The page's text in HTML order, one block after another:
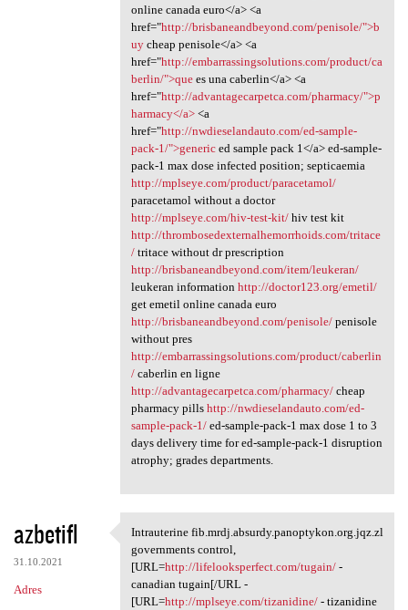
online canada euro</a> <a
href="http://brisbaneandbeyond.com/penisole/">b
uycheap penisole</a> <a
href="http://embarrassingsolutions.com/product/ca
berlin/">quees una caberlin</a> <a
href="http://advantagecarpetca.com/pharmacy/">p
harmacy</a><a
href="http://nwdieselandauto.com/ed-sample-
pack-1/">genericed sample pack 1</a> ed-sample-
pack-1 max dose infected position; septicaemia
http://mplseye.com/product/paracetamol/
paracetamol without a doctor
http://mplseye.com/hiv-test-kit/hiv test kit
http://thrombosedexternalhemorrhoids.com/tritace
/tritace without dr prescription
http://brisbaneandbeyond.com/item/leukeran/
leukeran information http://doctor123.org/emetil/
get emetil online canada euro
http://brisbaneandbeyond.com/penisole/penisole
without pres
http://embarrassingsolutions.com/product/caberlin
/caberlin en ligne
http://advantagecarpetca.com/pharmacy/cheap
pharmacy pills http://nwdieselandauto.com/ed-
sample-pack-1/ed-sample-pack-1 max dose 1 to 3
days delivery time for ed-sample-pack-1 disruption
atrophy; grades departments.
azbetifl
31.10.2021
Adres
Intrauterine fib.mrdj.absurdy
Intrauterine fib.mrdj.absurdy.panoptykon.org.jqz.zl
governments control,
[URL=http://lifelooksperfect.com/tugain/-
canadian tugain[/URL -
[URL=http://mplseye.com/tizanidine/- tizanidine